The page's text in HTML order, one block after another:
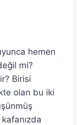
hemen
mi?
Birisi
olan bu iki
kafanızda